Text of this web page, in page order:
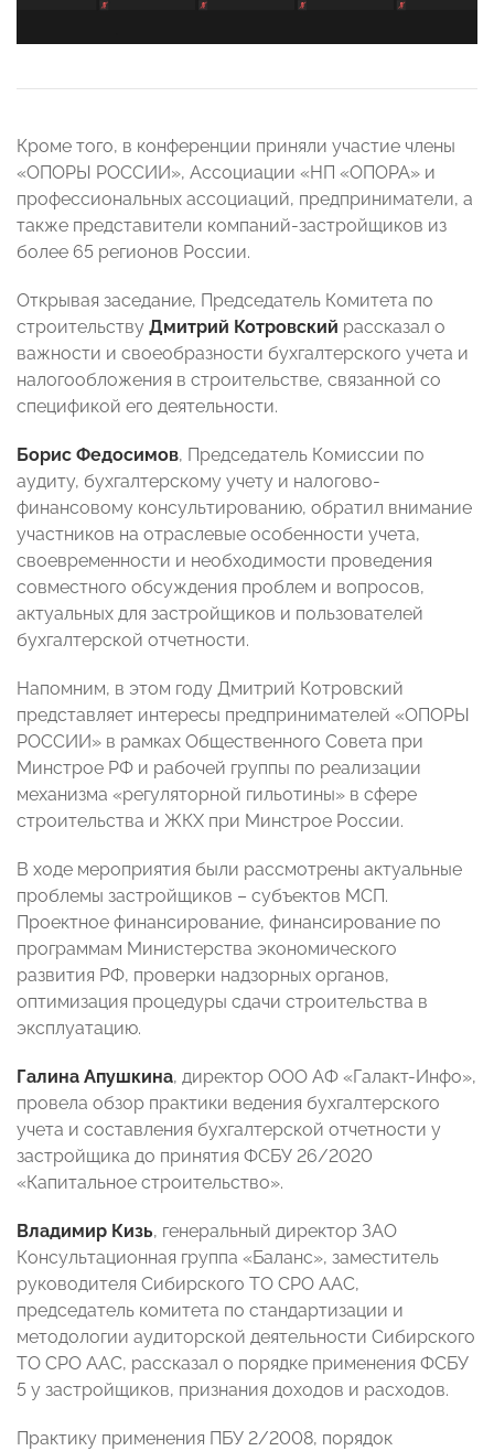
Кроме того, в конференции приняли участие члены
«ОПОРЫ РОССИИ», Ассоциации «НП «ОПОРА» и
профессиональных ассоциаций, предприниматели, а
также представители компаний-застройщиков из
более 65 регионов России.
Открывая заседание, Председатель Комитета по
строительству Дмитрий Котровский рассказал о
важности и своеобразности бухгалтерского учета и
налогообложения в строительстве, связанной со
спецификой его деятельности.
Борис Федосимов, Председатель Комиссии по
аудиту, бухгалтерскому учету и налогово-
финансовому консультированию, обратил внимание
участников на отраслевые особенности учета,
своевременности и необходимости проведения
совместного обсуждения проблем и вопросов,
актуальных для застройщиков и пользователей
бухгалтерской отчетности.
Напомним, в этом году Дмитрий Котровский
представляет интересы предпринимателей «ОПОРЫ
РОССИИ» в рамках Общественного Совета при
Минстрое РФ и рабочей группы по реализации
механизма «регуляторной гильотины» в сфере
строительства и ЖКХ при Минстрое России.
В ходе мероприятия были рассмотрены актуальные
проблемы застройщиков – субъектов МСП.
Проектное финансирование, финансирование по
программам Министерства экономического
развития РФ, проверки надзорных органов,
оптимизация процедуры сдачи строительства в
эксплуатацию.
Галина Апушкина, директор ООО АФ «Галакт-Инфо»,
провела обзор практики ведения бухгалтерского
учета и составления бухгалтерской отчетности у
застройщика до принятия ФСБУ 26/2020
«Капитальное строительство».
Владимир Кизь, генеральный директор ЗАО
Консультационная группа «Баланс», заместитель
руководителя Сибирского ТО СРО ААС,
председатель комитета по стандартизации и
методологии аудиторской деятельности Сибирского
ТО СРО ААС, рассказал о порядке применения ФСБУ
5 у застройщиков, признания доходов и расходов.
Практику применения ПБУ 2/2008, порядок